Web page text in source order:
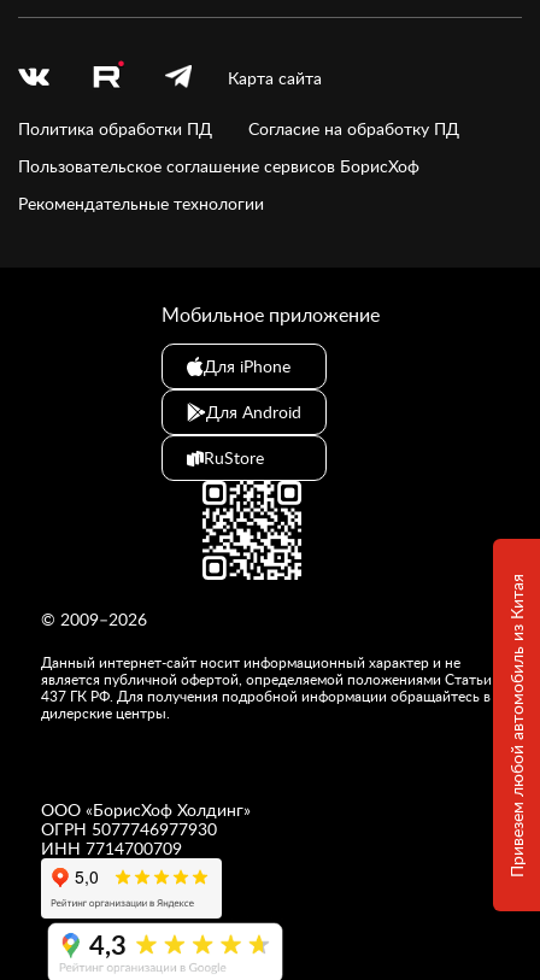
Привезем любой автомобиль из Китая
Карта сайта
Политика обработки ПД
Согласие на обработку ПД
Пользовательское соглашение сервисов БорисХоф
Рекомендательные технологии
© 2009–2026
Данный интернет-сайт носит информационный характер и не
является публичной офертой, определяемой положениями Статьи
437 ГК РФ. Для получения подробной информации обращайтесь в
дилерские центры.
ООО «БорисХоф Холдинг»
ОГРН 5077746977930
ИНН 7714700709
4,3
Мобильное приложение
Для iPhone
Для Android
RuStore